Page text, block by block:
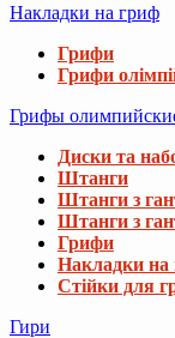
Накладки на гриф
Грифи
Грифи
Грифы
Диски та
Штанги
Штанги з
Штанги з
Грифи
Накладки на
Стійки для
Гири